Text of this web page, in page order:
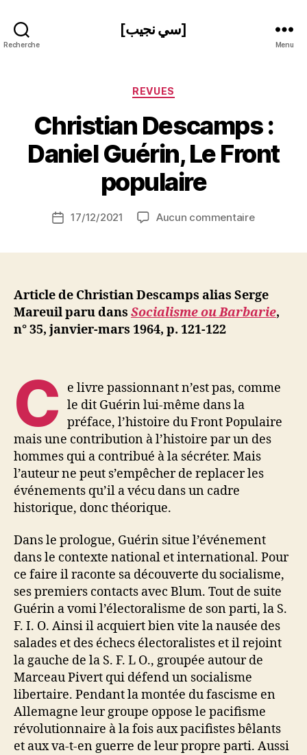
Recherche
[سي نجيب]
Menu
Catégories
REVUES
Christian Descamps :
Daniel Guérin, Le Front
populaire
de
a
r
N
Date17/12/2021 Aucun commentairesur
Guérin,
Le
Front
Article de Christian Descamps alias Serge
Mareuil paru dans Socialisme ou Barbarie,
n° 35, janvier-mars 1964, p. 121-122
C
e livre passionnant n’est pas, comme
le dit Guérin lui-même dans la
préface, l’histoire du Front Populaire
mais une contribution à l’histoire par un des
hommes qui a contribué à la sécréter. Mais
l’auteur ne peut s’empêcher de replacer les
événements qu’il a vécu dans un cadre
historique, donc théorique.
Dans le prologue, Guérin situe l’événement
dans le contexte national et international. Pour
ce faire il raconte sa découverte du socialisme,
ses premiers contacts avec Blum. Tout de suite
Guérin a vomi l’électoralisme de son parti, la S.
F. I. O. Ainsi il acquiert bien vite la nausée des
salades et des échecs électoralistes et il rejoint
la gauche de la S. F. L O., groupée autour de
Marceau Pivert qui défend un socialisme
libertaire. Pendant la montée du fascisme en
Allemagne leur groupe oppose le pacifisme
révolutionnaire à la fois aux pacifistes bêlants
et aux va-t-en guerre de leur propre parti. Aussi